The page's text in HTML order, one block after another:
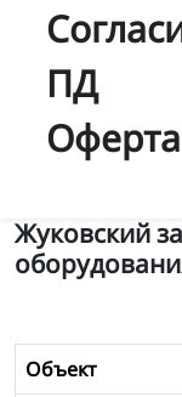
ПД
Оферта
Жуковский
Объект